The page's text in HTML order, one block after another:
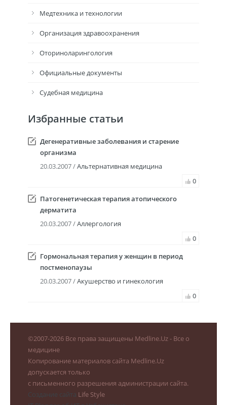
Медтехника и технологии
Организация здравоохранения
Оториноларингология
Официальные документы
Судебная медицина
Избранные статьи
Дегенеративные заболевания и старение
организма
20.03.2007 /Альтернативная медицина
0
Патогенетическая терапия атопического
дерматита
20.03.2007 /Аллергология
0
Гормональная терапия у женщин в период
постменопаузы
20.03.2007 /Акушерство и гинекология
0
©2007-2026 Все права защищены Medline.Uz - Все о
медицине
Копирование материалов сайта Medline.Uz
допускается только
с письменного разрешения администрации сайта.
Создание сайта Life Style